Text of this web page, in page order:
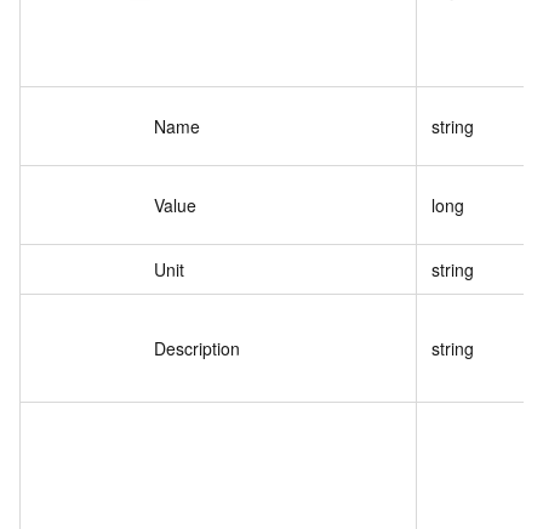
Name string
Value long
Unit string
Description string